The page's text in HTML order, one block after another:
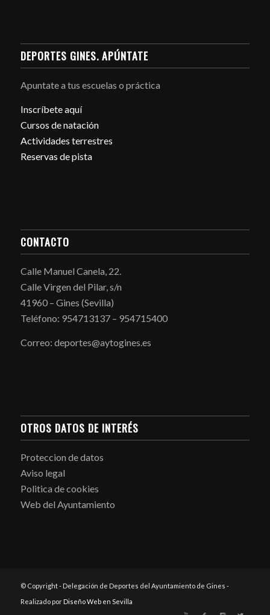
DEPORTES GINES. APÚNTATE
Apuntate a tus escuelas o práctica
Inscríbete aquí
Cursos de natación
Actividades terrestres
Reservas de pista
CONTACTO
Calle Manuel Canela, 22.
Calle Virgen del Pilar, s/n
41960 – Gines (Sevilla)
Teléfono: 954713137 – 954715400
Correo: deportes@aytogines.es
OTROS DATOS DE INTERÉS
Proteccion de datos
Aviso legal
Politica de cookies
Web del Ayuntamiento
© Copyright - Delegación de Deportes del Ayuntamiento de Gines -
Realizado por Diseño Web en Sevilla